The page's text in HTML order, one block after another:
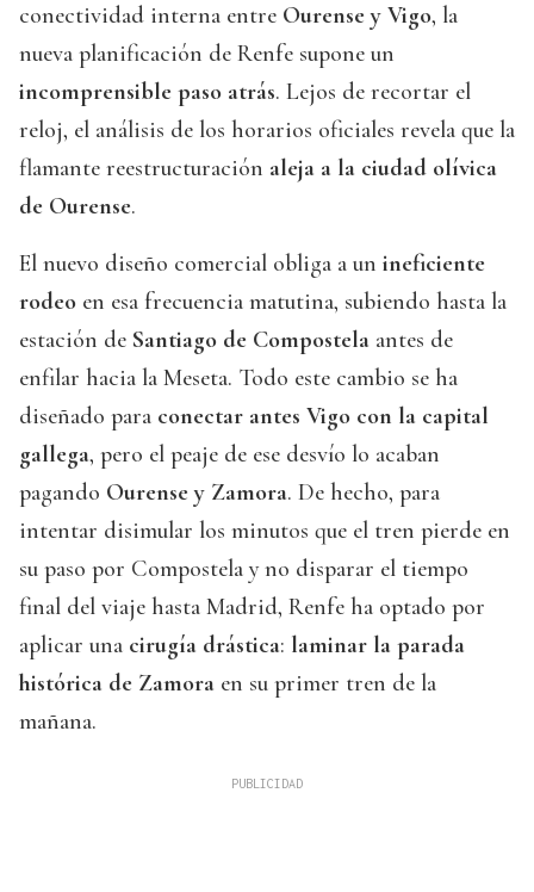
conectividad interna entre Ourense y Vigo, la
nueva planificación de Renfe supone un
incomprensible paso atrás. Lejos de recortar el
reloj, el análisis de los horarios oficiales revela que la
flamante reestructuración aleja a la ciudad olívica
de Ourense.
El nuevo diseño comercial obliga a un ineficiente
rodeo en esa frecuencia matutina, subiendo hasta la
estación de Santiago de Compostela antes de
enfilar hacia la Meseta. Todo este cambio se ha
diseñado para conectar antes Vigo con la capital
gallega, pero el peaje de ese desvío lo acaban
pagando Ourense y Zamora. De hecho, para
intentar disimular los minutos que el tren pierde en
su paso por Compostela y no disparar el tiempo
final del viaje hasta Madrid, Renfe ha optado por
aplicar una cirugía drástica: laminar la parada
histórica de Zamora en su primer tren de la
mañana.